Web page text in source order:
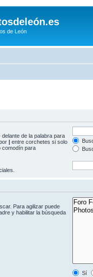
de León
delante de la palabra para
| entre corchetes si solo
comodín para
Para agilizar puede
y habilitar la búsqueda
Sí